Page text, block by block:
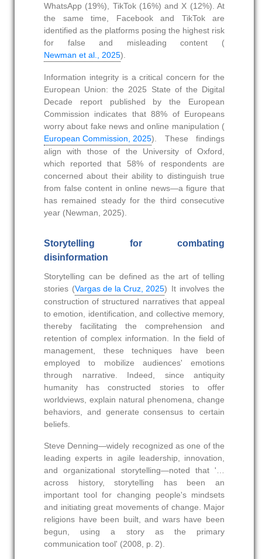
WhatsApp (19%), TikTok (16%) and X (12%). At
the same time, Facebook and TikTok are
identified as the platforms posing the highest risk
for false and misleading content (
Newman et al., 2025).
Information integrity is a critical concern for the
European Union: the 2025 State of the Digital
Decade report published by the European
Commission indicates that 88% of Europeans
worry about fake news and online manipulation (
European Commission, 2025). These findings
align with those of the University of Oxford,
which reported that 58% of respondents are
concerned about their ability to distinguish true
from false content in online news—a figure that
has remained steady for the third consecutive
year (Newman, 2025).
Storytelling for combating
disinformation
Storytelling can be defined as the art of telling
stories (Vargas de la Cruz, 2025) It involves the
construction of structured narratives that appeal
to emotion, identification, and collective memory,
thereby facilitating the comprehension and
retention of complex information. In the field of
management, these techniques have been
employed to mobilize audiences' emotions
through narrative. Indeed, since antiquity
humanity has constructed stories to offer
worldviews, explain natural phenomena, change
behaviors, and generate consensus to certain
beliefs.
Steve Denning—widely recognized as one of the
leading experts in agile leadership, innovation,
and organizational storytelling—noted that '…
across history, storytelling has been an
important tool for changing people's mindsets
and initiating great movements of change. Major
religions have been built, and wars have been
begun, using a story as the primary
communication tool' (2008, p. 2).